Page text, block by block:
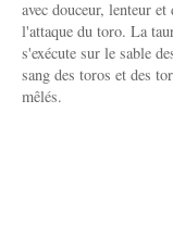
avec douceur, lenteur
l'attaque du toro. La
s'exécute sur le sable
sang des toros et des
mêlés.